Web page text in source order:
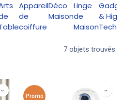
Appareil
de
coiffure
Déco
Maison
Linge
de
Maison
& High
Tech
7 objets trouvés.
Promo